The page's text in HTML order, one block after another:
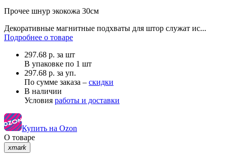
Прочее шнур экокожа 30см
Декоративные магнитные подхваты для штор служат ис...
Подробнее о товаре
297.68 р. за шт
В упаковке по 1 шт
297.68 р. за уп.
По сумме заказа – скидки
В наличии
Условия работы и доставки
Купить на Ozon
О товаре
xmark